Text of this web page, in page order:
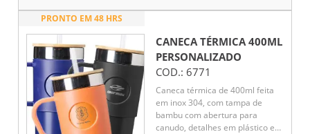
PRONTO EM 48 HRS
CANECA TÉRMICA 400ML
PERSONALIZADO
COD.: 6771
Caneca térmica de 400ml feita
em inox 304, com tampa de
bambu com abertura para
canudo, detalhes em plástico e